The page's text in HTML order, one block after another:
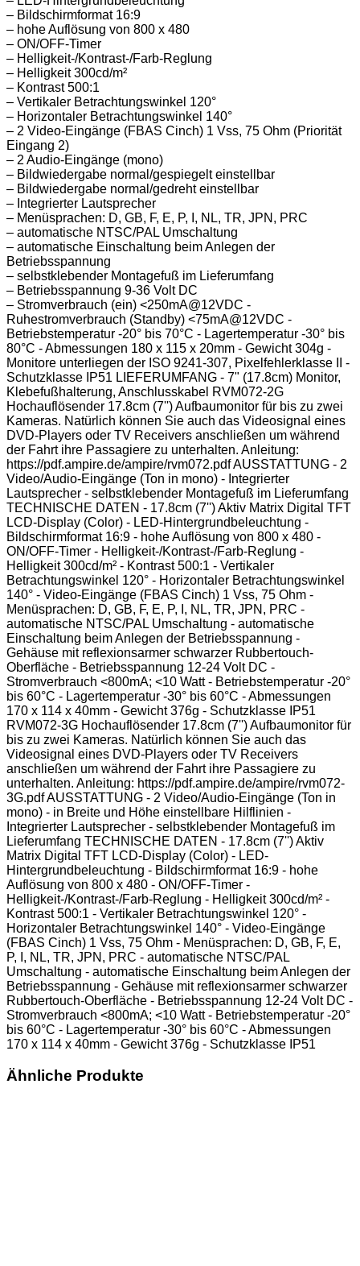
– Bildschirmformat 16:9
– hohe Auflösung von 800 x 480
– ON/OFF-Timer
– Helligkeit-/Kontrast-/Farb-Reglung
– Helligkeit 300cd/m²
– Kontrast 500:1
– Vertikaler Betrachtungswinkel 120°
– Horizontaler Betrachtungswinkel 140°
– 2 Video-Eingänge (FBAS Cinch) 1 Vss, 75 Ohm (Priorität
Eingang 2)
– 2 Audio-Eingänge (mono)
– Bildwiedergabe normal/gespiegelt einstellbar
– Bildwiedergabe normal/gedreht einstellbar
– Integrierter Lautsprecher
– Menüsprachen: D, GB, F, E, P, I, NL, TR, JPN, PRC
– automatische NTSC/PAL Umschaltung
– automatische Einschaltung beim Anlegen der
Betriebsspannung
– selbstklebender Montagefuß im Lieferumfang
– Betriebsspannung 9-36 Volt DC
– Stromverbrauch (ein) <250mA@12VDC -
Ruhestromverbrauch (Standby) <75mA@12VDC -
Betriebstemperatur -20° bis 70°C - Lagertemperatur -30° bis
80°C - Abmessungen 180 x 115 x 20mm - Gewicht 304g -
Monitore unterliegen der ISO 9241-307, Pixelfehlerklasse II -
Schutzklasse IP51 LIEFERUMFANG - 7" (17.8cm) Monitor,
Klebefußhalterung, Anschlusskabel RVM072-2G
Hochauflösender 17.8cm (7'') Aufbaumonitor für bis zu zwei
Kameras. Natürlich können Sie auch das Videosignal eines
DVD-Players oder TV Receivers anschließen um während
der Fahrt ihre Passagiere zu unterhalten. Anleitung:
https://pdf.ampire.de/ampire/rvm072.pdf AUSSTATTUNG - 2
Video/Audio-Eingänge (Ton in mono) - Integrierter
Lautsprecher - selbstklebender Montagefuß im Lieferumfang
TECHNISCHE DATEN - 17.8cm (7'') Aktiv Matrix Digital TFT
LCD-Display (Color) - LED-Hintergrundbeleuchtung -
Bildschirmformat 16:9 - hohe Auflösung von 800 x 480 -
ON/OFF-Timer - Helligkeit-/Kontrast-/Farb-Reglung -
Helligkeit 300cd/m² - Kontrast 500:1 - Vertikaler
Betrachtungswinkel 120° - Horizontaler Betrachtungswinkel
140° - Video-Eingänge (FBAS Cinch) 1 Vss, 75 Ohm -
Menüsprachen: D, GB, F, E, P, I, NL, TR, JPN, PRC -
automatische NTSC/PAL Umschaltung - automatische
Einschaltung beim Anlegen der Betriebsspannung -
Gehäuse mit reflexionsarmer schwarzer Rubbertouch-
Oberfläche - Betriebsspannung 12-24 Volt DC -
Stromverbrauch <800mA; <10 Watt - Betriebstemperatur -20°
bis 60°C - Lagertemperatur -30° bis 60°C - Abmessungen
170 x 114 x 40mm - Gewicht 376g - Schutzklasse IP51
RVM072-3G Hochauflösender 17.8cm (7'') Aufbaumonitor für
bis zu zwei Kameras. Natürlich können Sie auch das
Videosignal eines DVD-Players oder TV Receivers
anschließen um während der Fahrt ihre Passagiere zu
unterhalten. Anleitung: https://pdf.ampire.de/ampire/rvm072-
3G.pdf AUSSTATTUNG - 2 Video/Audio-Eingänge (Ton in
mono) - in Breite und Höhe einstellbare Hilflinien -
Integrierter Lautsprecher - selbstklebender Montagefuß im
Lieferumfang TECHNISCHE DATEN - 17.8cm (7'') Aktiv
Matrix Digital TFT LCD-Display (Color) - LED-
Hintergrundbeleuchtung - Bildschirmformat 16:9 - hohe
Auflösung von 800 x 480 - ON/OFF-Timer -
Helligkeit-/Kontrast-/Farb-Reglung - Helligkeit 300cd/m² -
Kontrast 500:1 - Vertikaler Betrachtungswinkel 120° -
Horizontaler Betrachtungswinkel 140° - Video-Eingänge
(FBAS Cinch) 1 Vss, 75 Ohm - Menüsprachen: D, GB, F, E,
P, I, NL, TR, JPN, PRC - automatische NTSC/PAL
Umschaltung - automatische Einschaltung beim Anlegen der
Betriebsspannung - Gehäuse mit reflexionsarmer schwarzer
Rubbertouch-Oberfläche - Betriebsspannung 12-24 Volt DC -
Stromverbrauch <800mA; <10 Watt - Betriebstemperatur -20°
bis 60°C - Lagertemperatur -30° bis 60°C - Abmessungen
170 x 114 x 40mm - Gewicht 376g - Schutzklasse IP51
Ähnliche Produkte